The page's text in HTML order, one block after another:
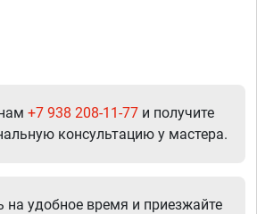
+7 938 208-11-77 и получите
консультацию у мастера.
на удобное время и приезжайте